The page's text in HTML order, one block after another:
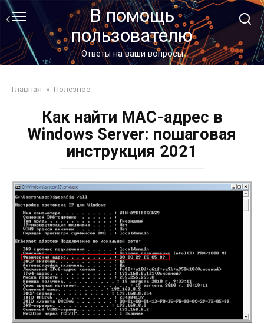
Перейти
контенту
В помощь
пользователю
Ответы на ваши вопросы
Главная » Полезное
Как найти MAC-адрес в
Windows Server: пошаговая
инструкция 2021